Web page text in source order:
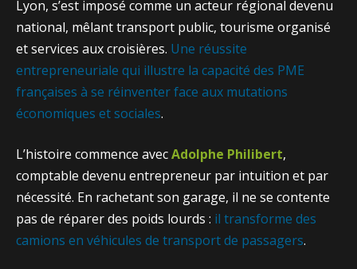
Lyon, s’est imposé comme un acteur régional devenu
national, mêlant transport public, tourisme organisé
et services aux croisières. Une réussite
entrepreneuriale qui illustre la capacité des PME
françaises à se réinventer face aux mutations
économiques et sociales.
L’histoire commence avecAdolphe Philibert,
comptable devenu entrepreneur par intuition et par
nécessité. En rachetant son garage, il ne se contente
pas de réparer des poids lourds : il transforme des
camions en véhicules de transport de passagers.